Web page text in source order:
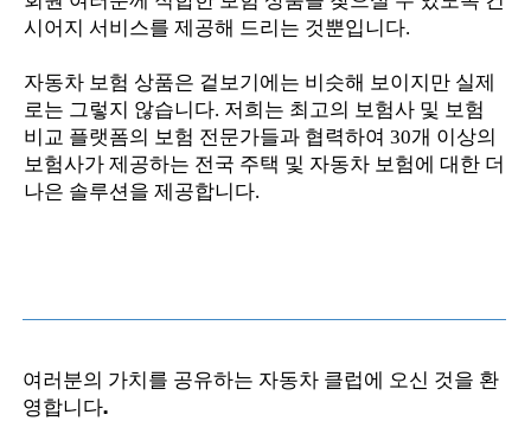
시어지 서비스를 제공해 드리는 것뿐입니다.
자동차 보험 상품은 겉보기에는 비슷해 보이지만 실제
로는 그렇지 않습니다. 저희는 최고의 보험사 및 보험
비교 플랫폼의 보험 전문가들과 협력하여 30개 이상의
보험사가 제공하는 전국 주택 및 자동차 보험에 대한 더
나은 솔루션을 제공합니다.
여러분의 가치를 공유하는 자동차 클럽에 오신 것을 환
영합니다.